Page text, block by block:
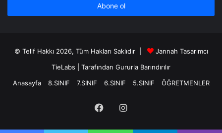
© Telif Hakkı 2026, Tüm Hakları Saklıdır |
Jannah Tasarımcı
TieLabs | Tarafından Gururla Barındırılır
Anasayfa
8.SINIF 7.SINIF 6.SINIF 5.SINIF ÖĞRETMENLER
FacebookInstagram